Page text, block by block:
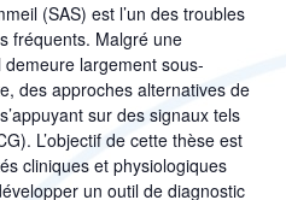
(SAS) est l’un des troubles
fréquents. Malgré une
largement sous-
des approches alternatives de
sur des signaux tels
L’objectif de cette thèse est
cliniques et physiologiques
un outil de diagnostic